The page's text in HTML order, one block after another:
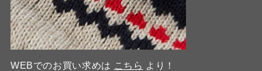
WEBでのお買い求めは こちら より！